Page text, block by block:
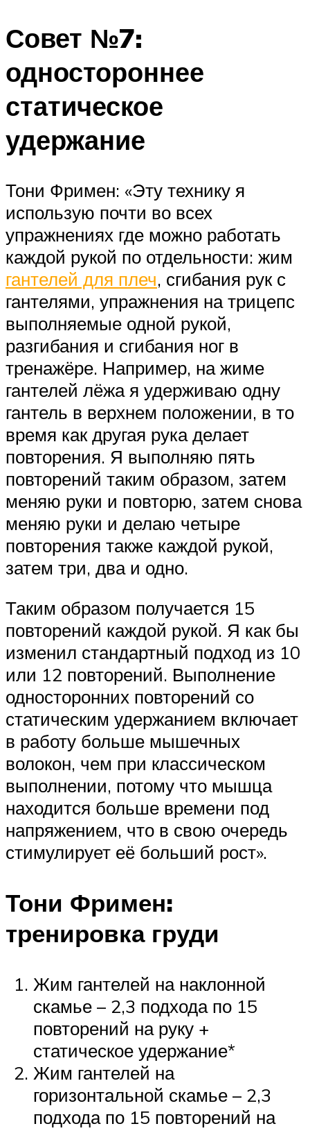
Совет №7:
одностороннее
статическое
удержание
Тони Фримен: «Эту технику я
использую почти во всех
упражнениях где можно работать
каждой рукой по отдельности: жим
гантелей для плеч, сгибания рук с
гантелями, упражнения на трицепс
выполняемые одной рукой,
разгибания и сгибания ног в
тренажёре. Например, на жиме
гантелей лёжа я удерживаю одну
гантель в верхнем положении, в то
время как другая рука делает
повторения. Я выполняю пять
повторений таким образом, затем
меняю руки и повторю, затем снова
меняю руки и делаю четыре
повторения также каждой рукой,
затем три, два и одно.
Таким образом получается 15
повторений каждой рукой. Я как бы
изменил стандартный подход из 10
или 12 повторений. Выполнение
односторонних повторений со
статическим удержанием включает
в работу больше мышечных
волокон, чем при классическом
выполнении, потому что мышца
находится больше времени под
напряжением, что в свою очередь
стимулирует её больший рост».
Тони Фримен:
тренировка груди
Жим гантелей на наклонной
скамье – 2,3 подхода по 15
повторений на руку +
статическое удержание*
Жим гантелей на
горизонтальной скамье – 2,3
подхода по 15 повторений на